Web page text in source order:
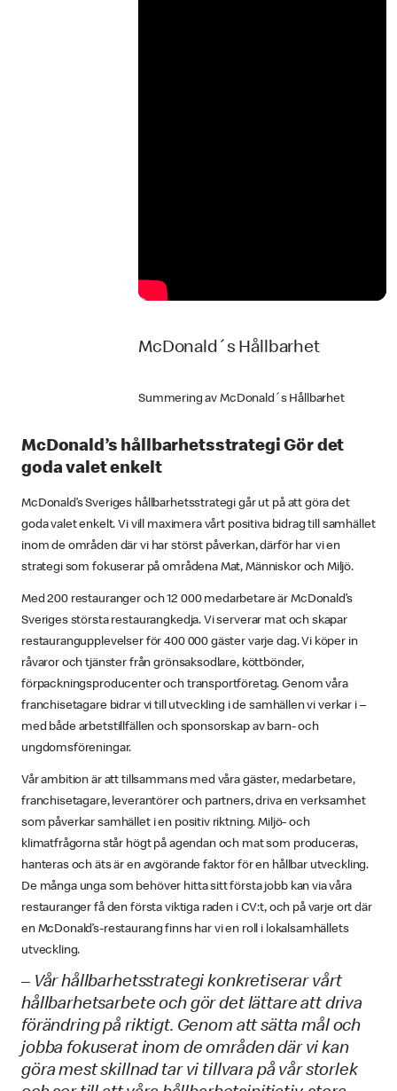
McDonald´s Hållbarhet
Summering av McDonald´s Hållbarhet
McDonald’s hållbarhetsstrategi Gör det
goda valet enkelt
McDonald’s Sveriges hållbarhetsstrategi går ut på att göra det
goda valet enkelt. Vi vill maximera vårt positiva bidrag till samhället
inom de områden där vi har störst påverkan, därför har vi en
strategi som fokuserar på områdena Mat, Människor och Miljö.
Med 200 restauranger och 12 000 medarbetare är McDonald’s
Sveriges största restaurangkedja. Vi serverar mat och skapar
restaurangupplevelser för 400 000 gäster varje dag. Vi köper in
råvaror och tjänster från grönsaksodlare, köttbönder,
förpackningsproducenter och transportföretag. Genom våra
franchisetagare bidrar vi till utveckling i de samhällen vi verkar i –
med både arbetstillfällen och sponsorskap av barn- och
ungdomsföreningar.
Vår ambition är att tillsammans med våra gäster, medarbetare,
franchisetagare, leverantörer och partners, driva en verksamhet
som påverkar samhället i en positiv riktning. Miljö- och
klimatfrågorna står högt på agendan och mat som produceras,
hanteras och äts är en avgörande faktor för en hållbar utveckling.
De många unga som behöver hitta sitt första jobb kan via våra
restauranger få den första viktiga raden i CV:t, och på varje ort där
en McDonald’s-restaurang finns har vi en roll i lokalsamhällets
utveckling.
– Vår hållbarhetsstrategi konkretiserar vårt
hållbarhetsarbete och gör det lättare att driva
förändring på riktigt. Genom att sätta mål och
jobba fokuserat inom de områden där vi kan
göra mest skillnad tar vi tillvara på vår storlek